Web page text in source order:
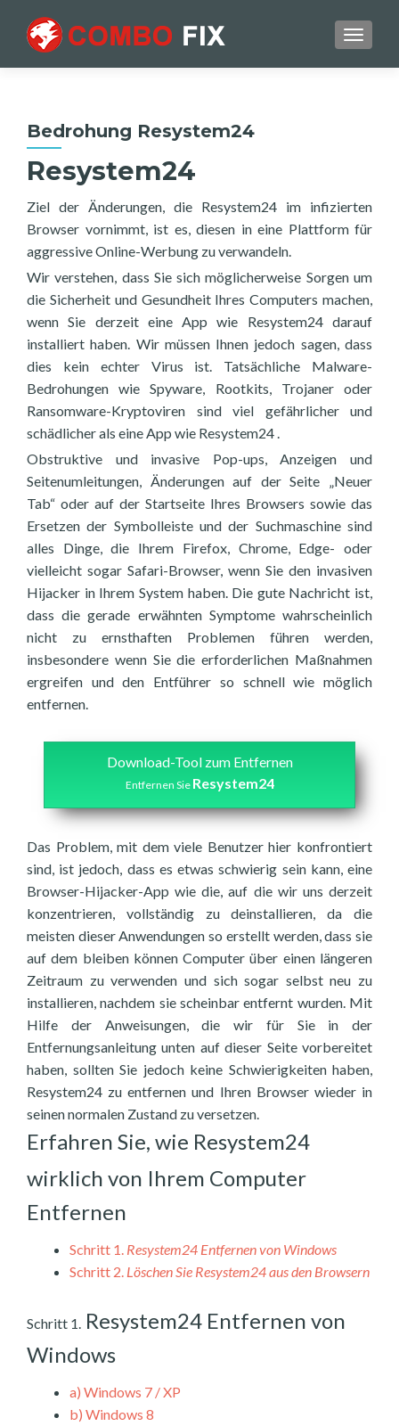
Bedrohung Resystem24
Resystem24
Ziel der Änderungen, die Resystem24 im infizierten
Browser vornimmt, ist es, diesen in eine Plattform für
aggressive Online-Werbung zu verwandeln.
Wir verstehen, dass Sie sich möglicherweise Sorgen um
die Sicherheit und Gesundheit Ihres Computers machen,
wenn Sie derzeit eine App wie Resystem24 darauf
installiert haben. Wir müssen Ihnen jedoch sagen, dass
dies kein echter Virus ist. Tatsächliche Malware-
Bedrohungen wie Spyware, Rootkits, Trojaner oder
Ransomware-Kryptoviren sind viel gefährlicher und
schädlicher als eine App wie Resystem24 .
Obstruktive und invasive Pop-ups, Anzeigen und
Seitenumleitungen, Änderungen auf der Seite „Neuer
Tab“ oder auf der Startseite Ihres Browsers sowie das
Ersetzen der Symbolleiste und der Suchmaschine sind
alles Dinge, die Ihrem Firefox, Chrome, Edge- oder
vielleicht sogar Safari-Browser, wenn Sie den invasiven
Hijacker in Ihrem System haben. Die gute Nachricht ist,
dass die gerade erwähnten Symptome wahrscheinlich
nicht zu ernsthaften Problemen führen werden,
insbesondere wenn Sie die erforderlichen Maßnahmen
ergreifen und den Entführer so schnell wie möglich
entfernen.
Download-Tool zum Entfernen
Entfernen Sie Resystem24
Das Problem, mit dem viele Benutzer hier konfrontiert
sind, ist jedoch, dass es etwas schwierig sein kann, eine
Browser-Hijacker-App wie die, auf die wir uns derzeit
konzentrieren, vollständig zu deinstallieren, da die
meisten dieser Anwendungen so erstellt werden, dass sie
auf dem bleiben können Computer über einen längeren
Zeitraum zu verwenden und sich sogar selbst neu zu
installieren, nachdem sie scheinbar entfernt wurden. Mit
Hilfe der Anweisungen, die wir für Sie in der
Entfernungsanleitung unten auf dieser Seite vorbereitet
haben, sollten Sie jedoch keine Schwierigkeiten haben,
Resystem24 zu entfernen und Ihren Browser wieder in
seinen normalen Zustand zu versetzen.
Erfahren Sie, wie Resystem24
wirklich von Ihrem Computer
Entfernen
Schritt 1. Resystem24 Entfernen von Windows
Schritt 2. Löschen Sie Resystem24 aus den Browsern
Schritt 1. Resystem24 Entfernen von
Windows
a) Windows 7 / XP
b) Windows 8